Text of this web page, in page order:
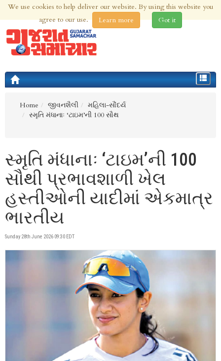
9th Aug 2026 | Updated at 01:55am 9th Aug 2026
Toggle
Home
જીવનશૈલી
મહિલા-સૌંદર્ય
સ્મૃતિ મંધાનાઃ ‘ટાઇમ’ની 100 સૌથ
સ્મૃતિ મંધાનાઃ ‘ટાઇમ’ની 100
સૌથી પ્રભાવશાળી ખેલ
હસ્તીઓની યાદીમાં એકમાત્ર
ભારતીય
Sunday 28th June 2026 09:30 EDT
We use cookies to help deliver our website. By using this website you
agree to our use.
Learn more Got it